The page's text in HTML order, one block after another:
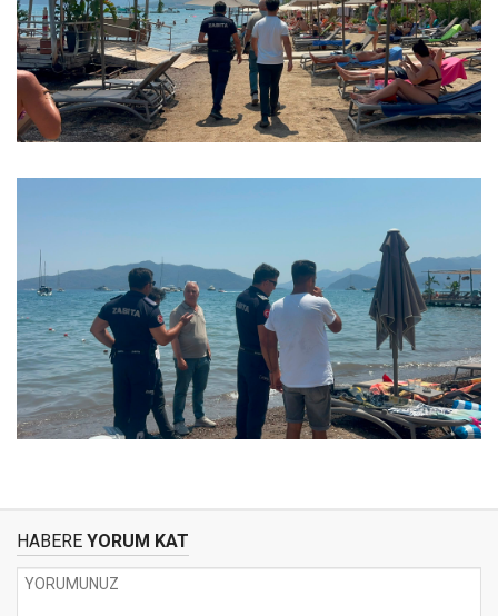
HABERE YORUM KAT